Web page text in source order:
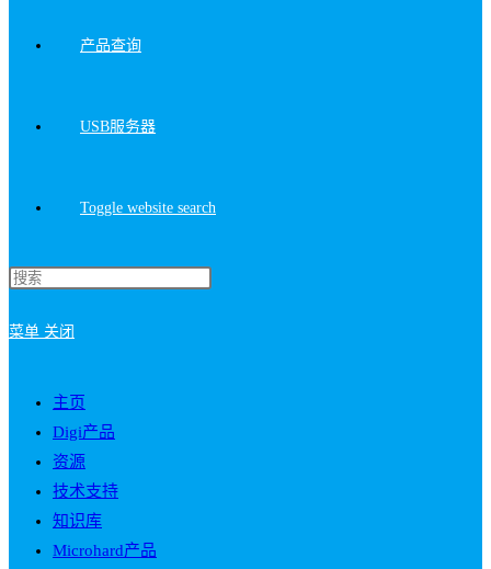
产品查询
USB服务器
Toggle website search
菜单 关闭
主页
Digi产品
资源
技术支持
知识库
Microhard产品